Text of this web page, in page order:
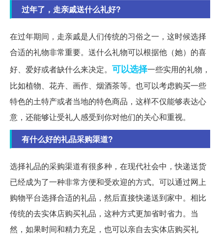
过年了，走亲戚送什么礼好?
在过年期间，走亲戚是人们传统的习俗之一，这时候选择
合适的礼物非常重要。送什么礼物可以根据他（她）的喜
好、爱好或者缺什么来决定。 可以选择一些实用的礼物，
比如植物、花卉、画作、烟酒茶等。也可以考虑购买一些
特色的土特产或者当地的特色商品，这样不仅能够表达心
意，还能够让受礼人感受到你对他们的关心和重视。
有什么好的礼品采购渠道?
选择礼品的采购渠道有很多种，在现代社会中，快递送货
已经成为了一种非常方便和受欢迎的方式。可以通过网上
购物平台选择合适的礼品，然后直接快递送到家中。相比
传统的去实体店购买礼品，这种方式更加省时省力。当
然，如果时间和精力充足，也可以亲自去实体店购买礼